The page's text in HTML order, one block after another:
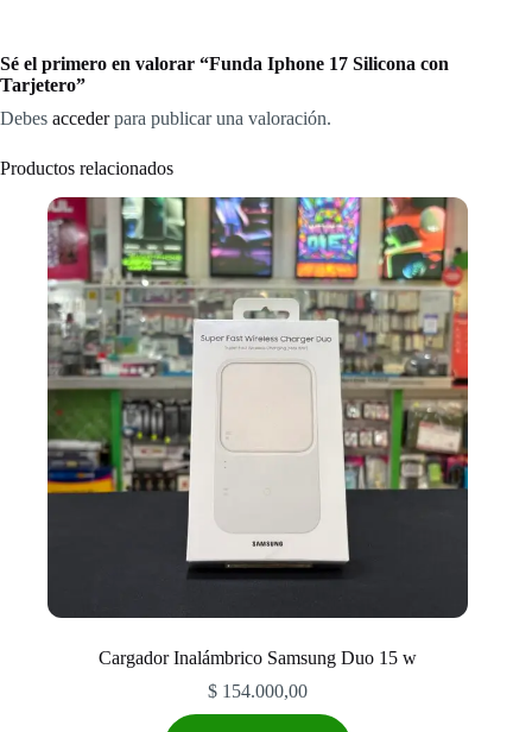
Sé el primero en valorar “Funda Iphone 17 Silicona con
Tarjetero”
Debes accederpara publicar una valoración.
Productos relacionados
Cargador Inalámbrico Samsung Duo 15 w
$ 154.000,00